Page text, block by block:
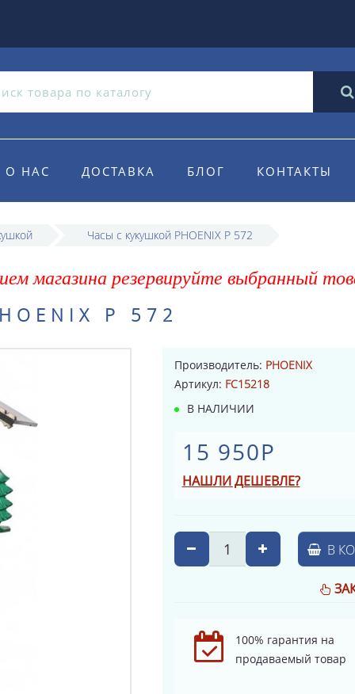
О НАС ДОСТАВКА БЛОГ КОНТАКТЫ
Часы с кукушкой PHOENIX P 572
магазина резервируйте выбранный
P 572
Производитель: PHOENIX
Артикул: FC15218
В НАЛИЧИИ
15 950Р
НАШЛИ ДЕШЕВЛЕ?
В
100% гарантия на
продаваемый товар